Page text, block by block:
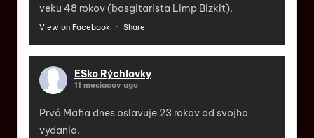
veku 48 rokov (basgitarista Limp Bizkit).
View on Facebook · Share
ESko Rýchlovky
11 mesiacov ago
Prvá Mafia dnes oslavuje 23 rokov od svojho
vydania.